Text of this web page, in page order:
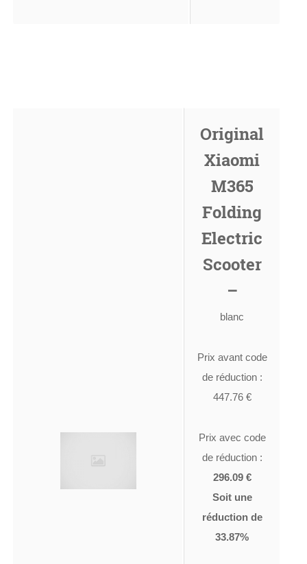
Original
Xiaomi
M365
Folding
Electric
Scooter
–
blanc
Prix avant code
de réduction :
447.76 €
Prix avec code
de réduction :
296.09 €
Soit une
réduction de
33.87%